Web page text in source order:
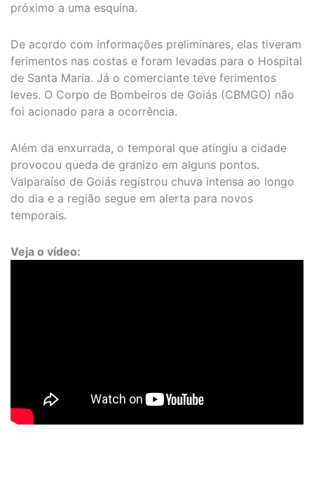
próximo a uma esquina.
De acordo com informações preliminares, elas tiveram
ferimentos nas costas e foram levadas para o Hospital
de Santa Maria. Já o comerciante teve ferimentos
leves. O Corpo de Bombeiros de Goiás (CBMGO) não
foi acionado para a ocorrência.
Além da enxurrada, o temporal que atingiu a cidade
provocou queda de granizo em alguns pontos.
Valparaíso de Goiás registrou chuva intensa ao longo
do dia e a região segue em alerta para novos
temporais.
Veja o vídeo: